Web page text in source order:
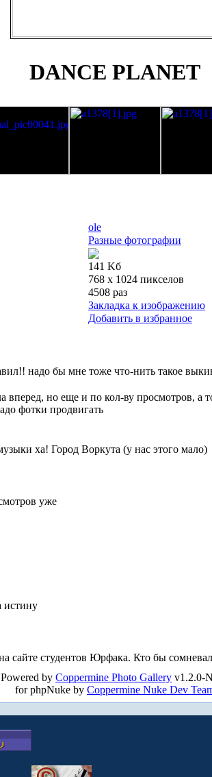
DANCE PLANET
ole
Разные фотографии
141 Kб
768 x 1024 пикселов
4508 раз
Закладка к изображению
Добавить в избранное
надо бы мне тоже что-нить такое
но еще и по кол-ву просмотров, а
фотки продвигать
ха! Город Воркута (у нас этого мало)
уже
истину
сайте студентов Юрфака. Кто бы
Powered by Coppermine Photo Gallery v1.2.0-
for phpNuke by Coppermine Nuke Dev